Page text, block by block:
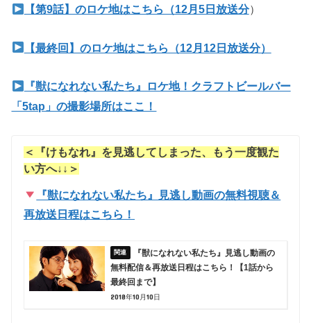
【第9話】のロケ地はこちら（12月5日放送分）
【最終回】のロケ地はこちら（12月12日放送分）
『獣になれない私たち』ロケ地！クラフトビールバー
「5tap」の撮影場所はここ！
＜『けもなれ』を見逃してしまった、もう一度観た
い方へ↓↓＞
『獣になれない私たち』見逃し動画の無料視聴＆
再放送日程はこちら！
『獣になれない私たち』見逃し動画の
無料配信＆再放送日程はこちら！【1話から
最終回まで】
2018年10月10日